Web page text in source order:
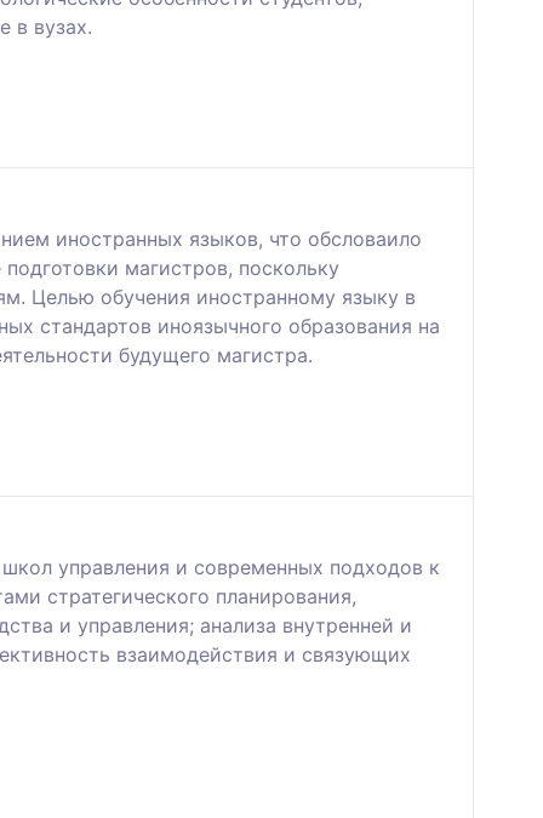
в вузах.
иностранных языков, что обсловаило
магистров, поскольку
Целью обучения иностранному языку в
стандартов иноязычного образования на
будущего магистра.
управления и современных подходов к
стратегического планирования,
и управления; анализа внутренней и
взаимодействия и связующих